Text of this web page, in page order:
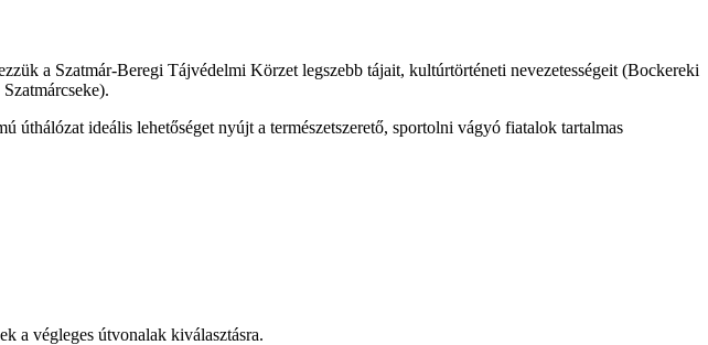
a Szatmár-Beregi Tájvédelmi Körzet legszebb tájait, kultúrtörténeti nevezetességeit (Bockereki
úthálózat ideális lehetőséget nyújt a természetszerető, sportolni vágyó fiatalok tartalmas
a végleges útvonalak kiválasztásra.